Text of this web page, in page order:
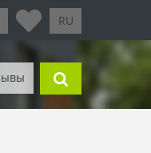
RU